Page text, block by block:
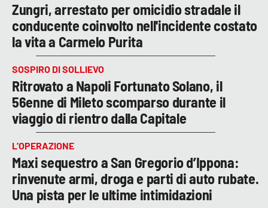
Zungri, arrestato per omicidio stradale il
conducente coinvolto nell'incidente costato
la vita a Carmelo Purita
SOSPIRO DI SOLLIEVO
Ritrovato a Napoli Fortunato Solano, il
56enne di Mileto scomparso durante il
viaggio di rientro dalla Capitale
L’OPERAZIONE
Maxi sequestro a San Gregorio d’Ippona:
rinvenute armi, droga e parti di auto rubate.
Una pista per le ultime intimidazioni